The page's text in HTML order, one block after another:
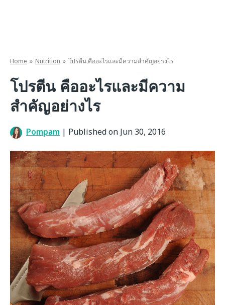
Home Nutrition โปรตีน คืออะไรและมีความสำคัญอย่างไร
โปรตีน คืออะไรและมีความ
สำคัญอย่างไร
Pompam | Published on Jun 30, 2016